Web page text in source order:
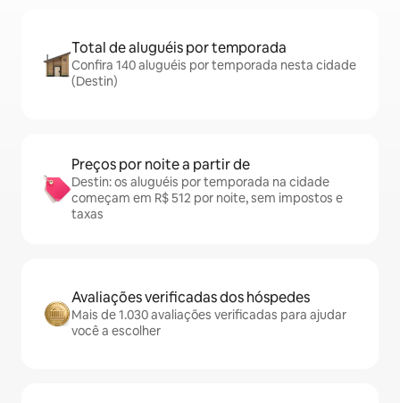
Total de aluguéis por temporada
Confira 140 aluguéis por temporada nesta cidade
(Destin)
Preços por noite a partir de
Destin: os aluguéis por temporada na cidade
começam em R$ 512 por noite, sem impostos e
taxas
Avaliações verificadas dos hóspedes
Mais de 1.030 avaliações verificadas para ajudar
você a escolher